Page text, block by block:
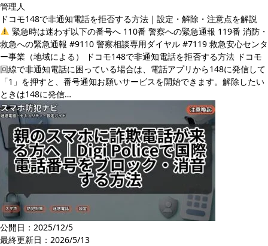
管理人
ドコモ148で非通知電話を拒否する方法｜設定・解除・注意点を解説
緊急時は迷わず以下の番号へ 110番 警察への緊急通報 119番 消防・
救急への緊急通報 #9110 警察相談専用ダイヤル #7119 救急安心センタ
ー事業（地域による） ドコモ148で非通知電話を拒否する方法 ドコモ
回線で非通知電話に困っている場合は、電話アプリから148に発信して
「1」を押すと、番号通知お願いサービスを開始できます。解除したい
ときは148に発信…
公開日：2025/12/5
最終更新日： 2026/5/13